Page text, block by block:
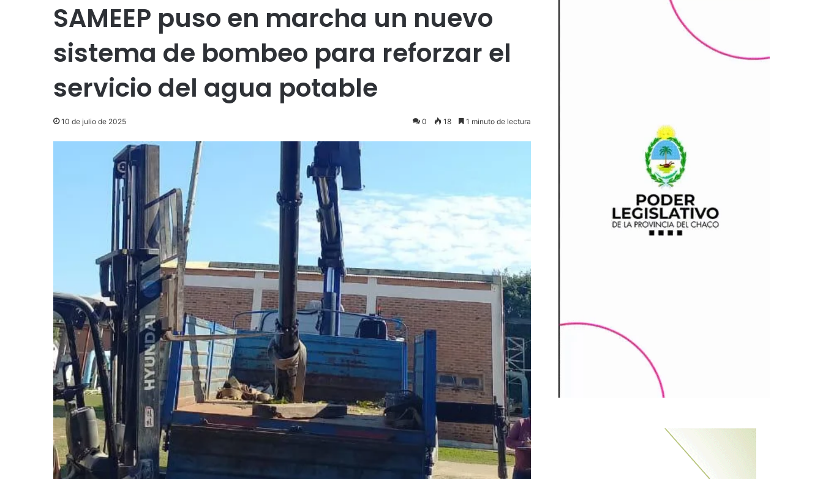
SAMEEP puso en marcha un nuevo
sistema de bombeo para reforzar el
servicio del agua potable
10 de julio de 2025 0 18 1 minuto de lectura